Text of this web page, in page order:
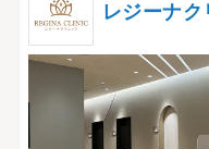
レジーナ